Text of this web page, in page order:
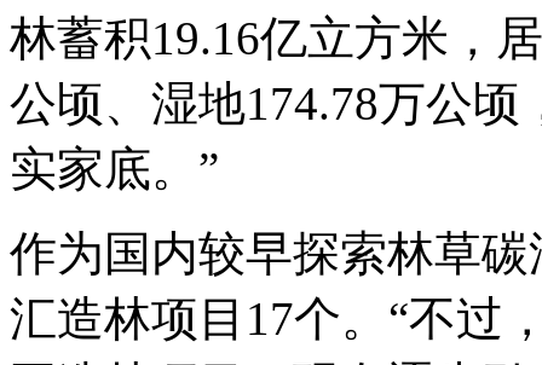
林蓄积19.16亿立方米，
公顷、湿地174.78万公
实家底。”
作为国内较早探索林草
汇造林项目17个。“不过